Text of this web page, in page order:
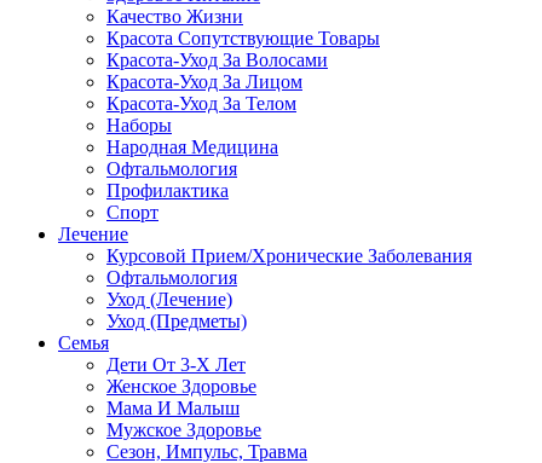
Качество Жизни
Красота Сопутствующие Товары
Красота-Уход За Волосами
Красота-Уход За Лицом
Красота-Уход За Телом
Наборы
Народная Медицина
Офтальмология
Профилактика
Спорт
Лечение
Курсовой Прием/Хронические Заболевания
Офтальмология
Уход (Лечение)
Уход (Предметы)
Семья
Дети От 3-Х Лет
Женское Здоровье
Мама И Малыш
Мужское Здоровье
Сезон, Импульс, Травма